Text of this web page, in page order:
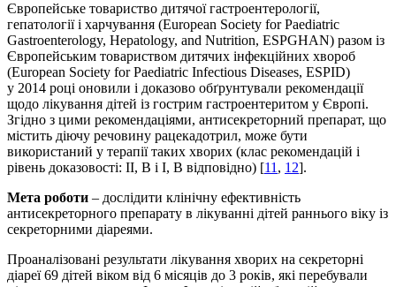
Європейське товариство дитячої гастроентерології,
гепатології і харчування (European Society for Paediatric
Gastroenterology, Hepatology, and Nutrition, ESPGHAN) разом із
Європейським товариством дитячих інфекційних хвороб
(European Society for Paediatric Infectious Diseases, ESPID)
у 2014 році оновили і доказово обґрунтували рекомендації
щодо лікування дітей із гострим гастроентеритом у Європі.
Згідно з цими рекомендаціями, антисекреторний препарат, що
містить діючу речовину рацекадотрил, може бути
використаний у терапії таких хворих (клас рекомендацій і
рівень доказовості: II, B і I, B відповідно) [11 , 12].
Мета роботи – дослідити клінічну ефективність
антисекреторного препарату в лікуванні дітей раннього віку із
секреторними діареями.
Проаналізовані результати лікування хворих на секреторні
діареї 69 дітей віком від 6 місяців до 3 років, які перебували